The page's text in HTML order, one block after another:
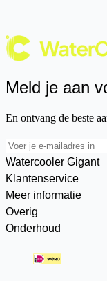
Meld je aan
En ontvang de beste
Watercooler Gigant
Klantenservice
Meer informatie
Overig
Onderhoud